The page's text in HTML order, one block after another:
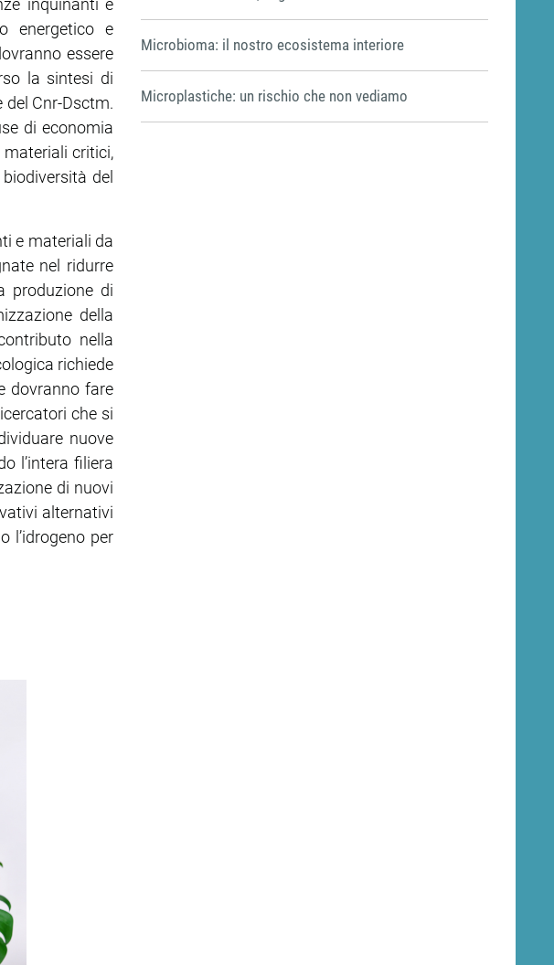
energetico e
essere
la sintesi di
Cnr-Dsctm.
di economia
materiali critici,
del
e materiali da
nel ridurre
produzione di
della
nella
richiede
dovranno fare
che si
nuove
l’intera filiera
di nuovi
alternativi
l’idrogeno per
Microbioma: il nostro ecosistema interiore
Microplastiche: un rischio che non vediamo